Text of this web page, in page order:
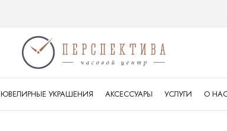
ЮВЕЛИРНЫЕ УКРАШЕНИЯ АКСЕССУАРЫ УСЛУГИ О